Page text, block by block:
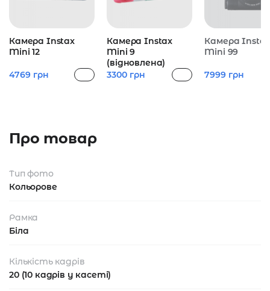
Камера Instax
Mini 12
4769 грн
Камера Instax
Mini 9
(відновлена)
3300 грн
Камера Instax
Mini 99
7999 грн
Про товар
Тип фото
Кольорове
Рамка
Біла
Кількість кадрів
20 (10 кадрів у касеті)